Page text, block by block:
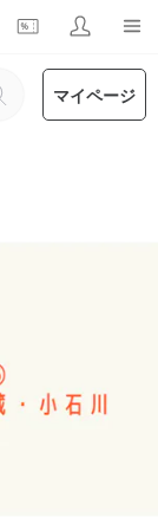
マイページ